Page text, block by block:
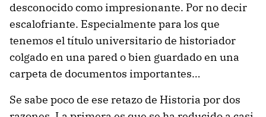
desconocido como impresionante. Por no decir
escalofriante. Especialmente para los que
tenemos el título universitario de historiador
colgado en una pared o bien guardado en una
carpeta de documentos importantes…
Se sabe poco de ese retazo de Historia por dos